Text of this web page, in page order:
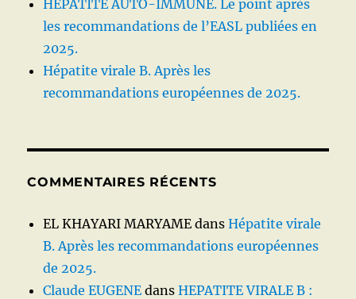
HÉPATITE AUTO-IMMUNE. Le point après
les recommandations de l’EASL publiées en
2025.
Hépatite virale B. Après les
recommandations européennes de 2025.
COMMENTAIRES RÉCENTS
EL KHAYARI MARYAME dansHépatite virale
B. Après les recommandations européennes
de 2025.
Claude EUGENE dansHEPATITE VIRALE B :